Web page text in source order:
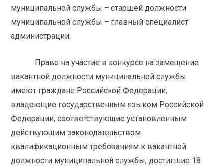
муниципальной службы – старшей должности
муниципальной службы – главный специалист
администрации.
Право на участие в конкурсе на замещение
вакантной должности муниципальной службы
имеют граждане Российской Федерации,
владеющие государственным языком Российской
Федерации, соответствующие установленным
действующим законодательством
квалификационным требованиям к вакантной
должности муниципальной службы, достигшие 18